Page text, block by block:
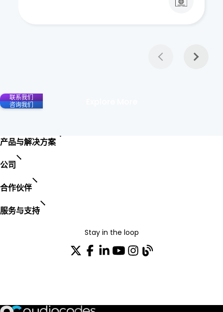
产品与解决方案
公司
合作伙伴
服务与支持
Stay in the loop
联系我们
咨询我们